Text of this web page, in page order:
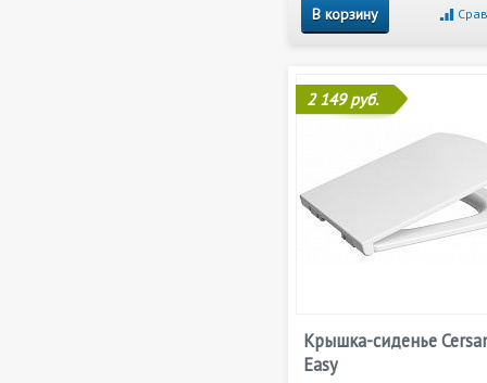
В корзину
2 149 руб.
Крышка-сиденье
Easy